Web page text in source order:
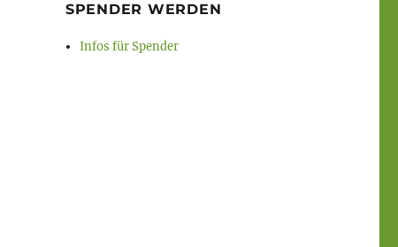
SPENDER WERDEN
Infos für Spender